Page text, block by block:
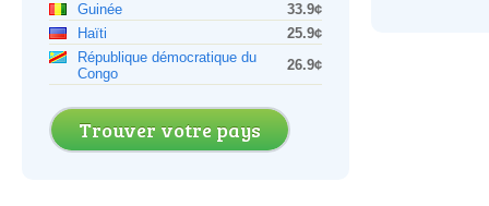
Guinée
33.9¢
Haïti
25.9¢
République démocratique du
Congo
26.9¢
Trouver votre pays